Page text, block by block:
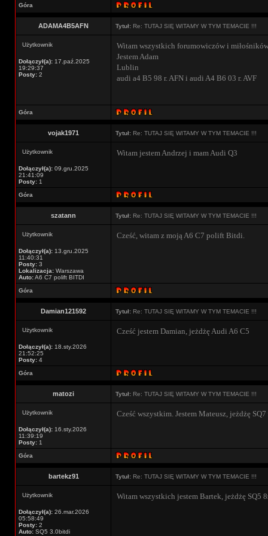
Góra
ADAMA4B5AFN Tytuł: Re: TUTAJ SIĘ WITAMY W TYM TEMACIE !!!
Użytkownik
Dołączył(a): 17.paź.2025
19:29:37
Posty: 2
Witam wszystkich forumowiczów i
Jestem Adam
Lublin
audi a4 B5 98 r. AFN i audi A4 B6 03 r. AVF
Góra
vojak1971 Tytuł: Re: TUTAJ SIĘ WITAMY W TYM TEMACIE !!!
Użytkownik
Dołączył(a): 09.gru.2025
21:41:09
Posty: 1
Witam jestem Andrzej i mam Audi Q3
Góra
szatann Tytuł: Re: TUTAJ SIĘ WITAMY W TYM TEMACIE !!!
Użytkownik
Dołączył(a): 13.gru.2025
11:40:31
Posty: 3
Lokalizacja: Warszawa
Auto:A6 C7 polift BITDI
Cześć, witam z moją A6 C7 polift Bitdi.
Góra
Damian121592 Tytuł: Re: TUTAJ SIĘ WITAMY W TYM TEMACIE !!!
Użytkownik
Dołączył(a): 18.sty.2026
21:52:25
Posty: 4
Cześć jestem Damian, jeżdżę Audi A6 C5
Góra
matozi Tytuł: Re: TUTAJ SIĘ WITAMY W TYM TEMACIE !!!
Użytkownik
Dołączył(a): 16.sty.2026
11:39:19
Posty: 1
Cześć wszystkim. Jestem Mateusz, jeżdżę
Góra
bartekz91 Tytuł: Re: TUTAJ SIĘ WITAMY W TYM TEMACIE !!!
Użytkownik
Dołączył(a): 26.mar.2026
05:58:49
Posty: 2
Auto: SQ5 3.0bitdi
Witam wszystkich jestem Bartek, jeżdżę SQ5